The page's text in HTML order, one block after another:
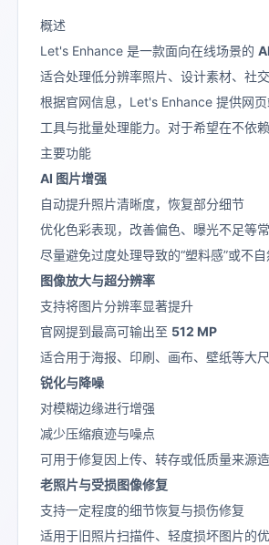
概述
Let's Enhance 是一款面向在线场景的
适合处理低分辨率照片、设计素材、社
根据官网信息，Let's Enhance 提供网
工具与批量处理能力。对于希望在不依
主要功能
AI 图片增强
自动提升照片清晰度，恢复部分细节
优化色彩表现，改善偏色、曝光不足等
尽量避免过度处理导致的“塑料感”或不
图像放大与超分辨率
支持将图片分辨率显著提升
官网提到最高可输出至 512 MP
适合用于海报、印刷、画布、壁纸等大
锐化与降噪
对模糊边缘进行增强
减少压缩痕迹与噪点
可用于修复因上传、转存或低质量来源
老照片与受损图像修复
支持一定程度的细节恢复与损伤修复
适用于旧照片扫描件、轻度损坏图片的